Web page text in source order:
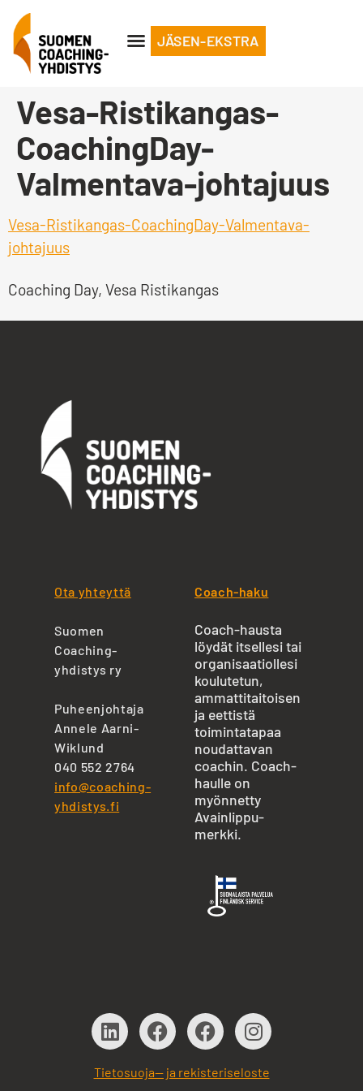
JÄSEN-EKSTRA
Vesa-Ristikangas-
CoachingDay-
Valmentava-johtajuus
Vesa-Ristikangas-CoachingDay-Valmentava-
johtajuus
Coaching Day, Vesa Ristikangas
Ota yhteyttä
Suomen
Coaching-
yhdistys ry
Puheenjohtaja
Annele Aarni-
Wiklund
040 552 2764
info@coaching-
yhdistys.fi
Coach-haku
Coach-hausta
löydät itsellesi tai
organisaatiollesi
koulutetun,
ammattitaitoisen
ja eettistä
toimintatapaa
noudattavan
coachin. Coach-
haulle on
myönnetty
Avainlippu-
merkki.
Tietosuoja— ja rekisteriseloste